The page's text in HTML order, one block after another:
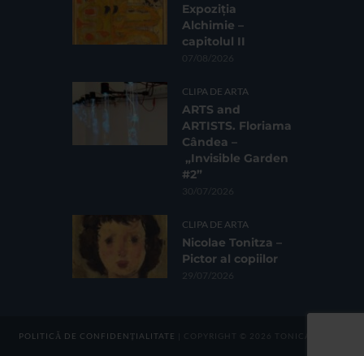
Expoziția
Alchimie –
capitolul II
07/08/2026
CLIPA DE ARTA
ARTS and
ARTISTS. Floriama
Cândea –
„Invisible Garden
#2”
30/07/2026
CLIPA DE ARTA
Nicolae Tonitza –
Pictor al copiilor
29/07/2026
POLITICĂ DE CONFIDENȚIALITATE | COPYRIGHT © 2026 TONICA GROUP